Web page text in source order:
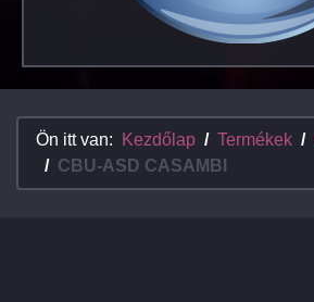
Ön itt van: Kezdőlap Termékek
CBU-ASD CASAMBI